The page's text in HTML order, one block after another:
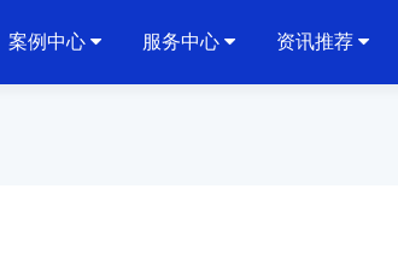
案例中心 服务中心 资讯推荐